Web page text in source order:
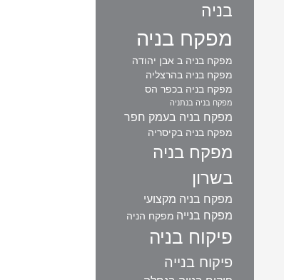
בניה
מפקח בניה
מפקח בניה ב אבן יהודה
מפקח בניה בהרצליה
מפקח בניה בכפר הס
מפקח בניה בנתניה
מפקח בניה בעמק חפר
מפקח בניה בקיסריה
מפקח בניה
בשרון
מפקח בניה מקצועי
מפקח בנייה מפקח הניה
פיקוח בניה
פיקוח בנייה